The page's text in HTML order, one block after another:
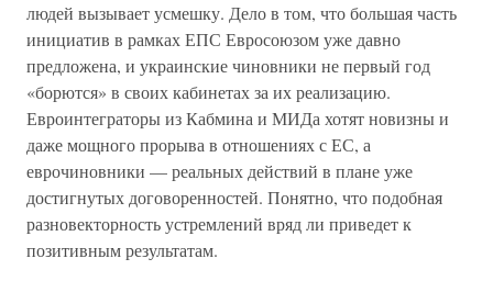
людей вызывает усмешку. Дело в том, что большая часть
инициатив в рамках ЕПС Евросоюзом уже давно
предложена, и украинские чиновники не первый год
«борются» в своих кабинетах за их реализацию.
Евроинтеграторы из Кабмина и МИДа хотят новизны и
даже мощного прорыва в отношениях с ЕС, а
еврочиновники — реальных действий в плане уже
достигнутых договоренностей. Понятно, что подобная
разновекторность устремлений вряд ли приведет к
позитивным результатам.